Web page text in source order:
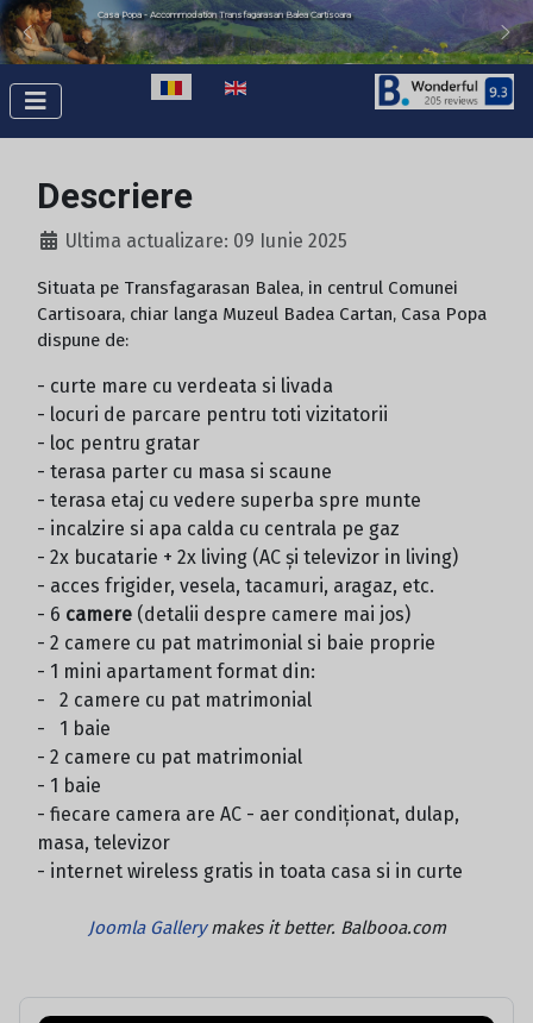
Casa Popa - Cazare Transfăgărășan Bâlea Cârțișoara
Casa Popa - Accommodation Transfagarasan Balea Cartisoara
Selectați limba dvs
Descriere
Ultima actualizare: 09 Iunie 2025
Situata pe Transfagarasan Balea, in centrul Comunei
Cartisoara, chiar langa Muzeul Badea Cartan, Casa Popa
dispune de:
- curte mare cu verdeata si livada
- locuri de parcare pentru toti vizitatorii
- loc pentru gratar
- terasa parter cu masa si scaune
- terasa etaj cu vedere superba spre munte
- incalzire si apa calda cu centrala pe gaz
- 2x bucatarie + 2x living (AC și televizor in living)
- acces frigider, vesela, tacamuri, aragaz, etc.
- 6 camere (detalii despre camere mai jos)
- 2 camere cu pat matrimonial si baie proprie
- 1 mini apartament format din:
- 2 camere cu pat matrimonial
- 1 baie
- 2 camere cu pat matrimonial
- 1 baie
- fiecare camera are AC - aer condiționat, dulap,
masa, televizor
- internet wireless gratis in toata casa si in curte
Joomla Gallerymakes it better. Balbooa.com